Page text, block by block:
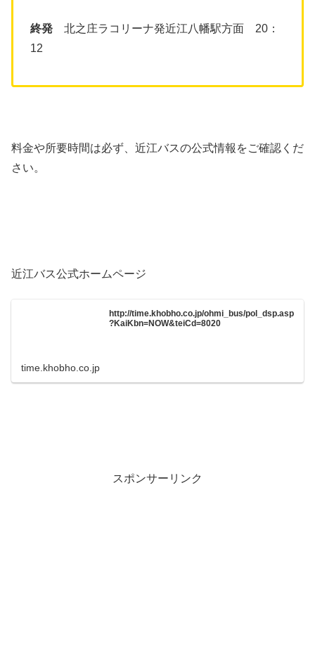
終発 北之庄ラコリーナ発近江八幡駅方面 20：
12
料金や所要時間は必ず、近江バスの公式情報をご確認くだ
さい。
近江バス公式ホームページ
http://time.khobho.co.jp/ohmi_bus/pol_dsp.asp
?KaiKbn=NOW&teiCd=8020
time.khobho.co.jp
スポンサーリンク